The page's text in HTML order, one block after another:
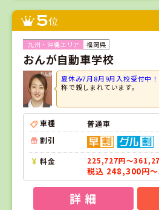
5位
福岡県
おんが自動車学校
夏休み7月8月9月入校受付中！
称で親しまれています。
車種
普通車
割引
料金 225,727円～
税込 248,300円
詳 細